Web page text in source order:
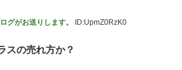
数十年先を行っていたと話題に
3 第5話 感想：耕平がタレントの替え玉
る奴ってヤバいの多すぎじゃね？？？
得を目指すFC町田ゼルビア黒田剛監督が
グがお送りします。 ID:UpmZ0RzK0
スの売れ方か？